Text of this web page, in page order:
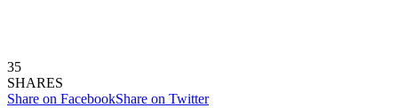
35
SHARES
Share on FacebookShare on Twitter